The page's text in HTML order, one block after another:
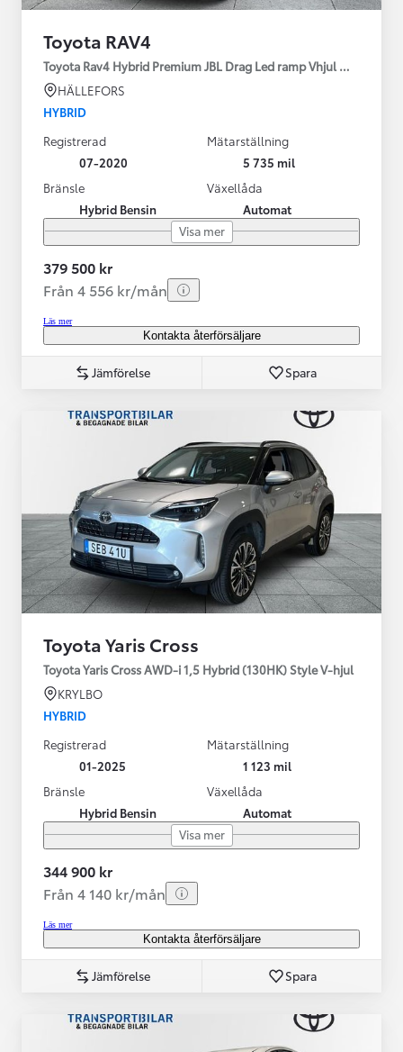
Toyota RAV4
Toyota Rav4 Hybrid Premium JBL Drag Led ramp Vhjul motorv
HÄLLEFORS
HYBRID
Registrerad
07-2020
Mätarställning
5 735 mil
Bränsle
Hybrid Bensin
Växellåda
Automat
Visa mer
379 500 kr
Från 4 556 kr/mån
Läs mer
Kontakta återförsäljare
Jämförelse Spara
Toyota Yaris Cross
Toyota Yaris Cross AWD-i 1,5 Hybrid (130HK) Style V-hjul
KRYLBO
HYBRID
Registrerad
01-2025
Mätarställning
1 123 mil
Bränsle
Hybrid Bensin
Växellåda
Automat
Visa mer
344 900 kr
Från 4 140 kr/mån
Läs mer
Kontakta återförsäljare
Jämförelse Spara